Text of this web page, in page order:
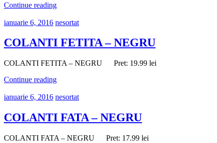
Continue reading
ianuarie 6, 2016 nesortat
COLANTI FETITA – NEGRU
COLANTI FETITA – NEGRU Pret: 19.99 lei
Continue reading
ianuarie 6, 2016 nesortat
COLANTI FATA – NEGRU
COLANTI FATA – NEGRU Pret: 17.99 lei